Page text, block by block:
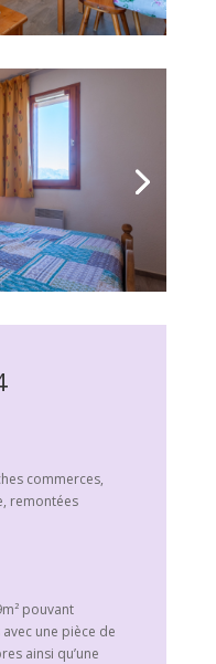
commerces,
remontées
pouvant
une pièce de
ainsi qu’une